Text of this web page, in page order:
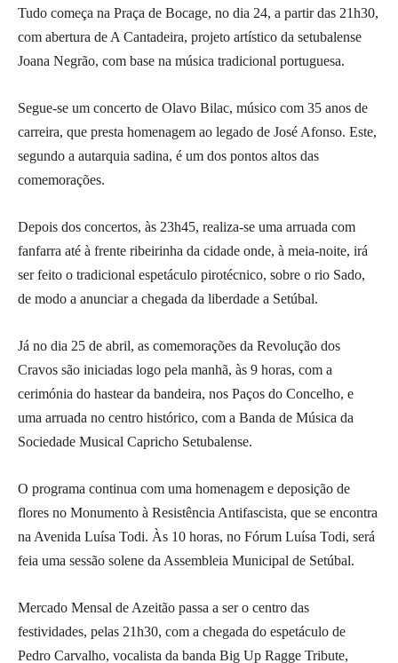
Tudo começa na Praça de Bocage, no dia 24, a partir das 21h30,
com abertura de A Cantadeira, projeto artístico da setubalense
Joana Negrão, com base na música tradicional portuguesa.
Segue-se um concerto de Olavo Bilac, músico com 35 anos de
carreira, que presta homenagem ao legado de José Afonso. Este,
segundo a autarquia sadina, é um dos pontos altos das
comemorações.
Depois dos concertos, às 23h45, realiza-se uma arruada com
fanfarra até à frente ribeirinha da cidade onde, à meia-noite, irá
ser feito o tradicional espetáculo pirotécnico, sobre o rio Sado,
de modo a anunciar a chegada da liberdade a Setúbal.
Já no dia 25 de abril, as comemorações da Revolução dos
Cravos são iniciadas logo pela manhã, às 9 horas, com a
cerimónia do hastear da bandeira, nos Paços do Concelho, e
uma arruada no centro histórico, com a Banda de Música da
Sociedade Musical Capricho Setubalense.
O programa continua com uma homenagem e deposição de
flores no Monumento à Resistência Antifascista, que se encontra
na Avenida Luísa Todi. Às 10 horas, no Fórum Luísa Todi, será
feia uma sessão solene da Assembleia Municipal de Setúbal.
Mercado Mensal de Azeitão passa a ser o centro das
festividades, pelas 21h30, com a chegada do espetáculo de
Pedro Carvalho, vocalista da banda Big Up Ragge Tribute,